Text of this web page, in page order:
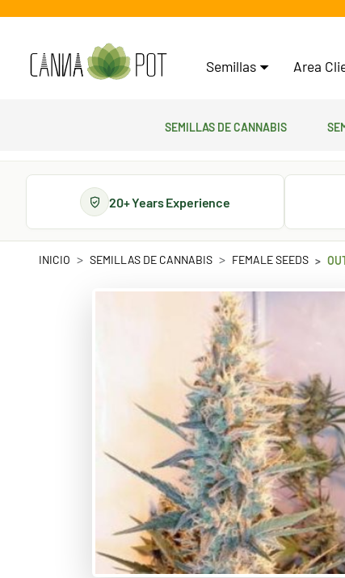
Semillas Area
Semillas de cannabis
20+ Years Experience
INICIO SEMILLAS DE CANNABIS FEMALE SEEDS